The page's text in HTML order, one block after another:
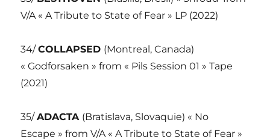
V/A « A Tribute to State of Fear » LP (2022)
34/COLLAPSED (Montreal, Canada)
« Godforsaken » from « Pils Session 01 » Tape
(2021)
35/ADACTA (Bratislava, Slovaquie) « No
Escape » from V/A « A Tribute to State of Fear »